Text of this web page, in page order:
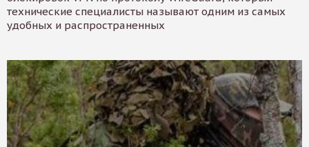
технические специалисты называют одним из самых
удобных и распространенных